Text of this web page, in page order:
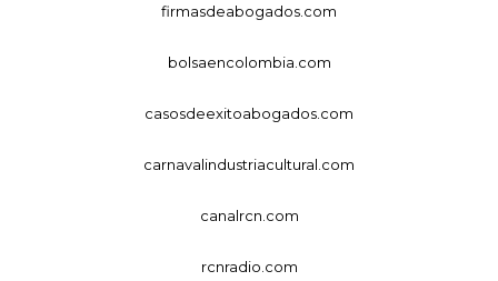
firmasdeabogados.com
bolsaencolombia.com
casosdeexitoabogados.com
carnavalindustriacultural.com
canalrcn.com
rcnradio.com